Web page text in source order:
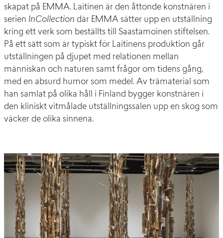
skapat på EMMA. Laitinen är den åttonde konstnären i
serien InCollection där EMMA sätter upp en utställning
kring ett verk som beställts till Saastamoinen stiftelsen.
På ett sätt som är typiskt för Laitinens produktion går
utställningen på djupet med relationen mellan
människan och naturen samt frågor om tidens gång,
med en absurd humor som medel. Av trämaterial som
han samlat på olika håll i Finland bygger konstnären i
den kliniskt vitmålade utställningssalen upp en skog som
väcker de olika sinnena.